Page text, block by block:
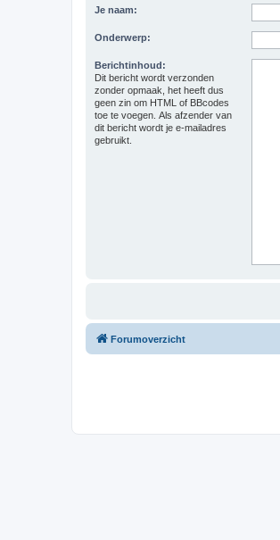
Je naam:
Onderwerp:
Berichtinhoud:
Dit bericht wordt verzonden
zonder opmaak, het heeft dus
geen zin om HTML of BBcodes
toe te voegen. Als afzender van
dit bericht wordt je e-mailadres
gebruikt.
Forumoverzicht